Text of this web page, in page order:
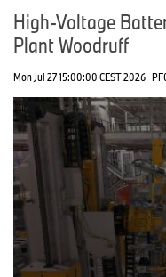
High-Voltage
Plant Woodruff
Mon Jul 27 15:00:00 CEST 2026